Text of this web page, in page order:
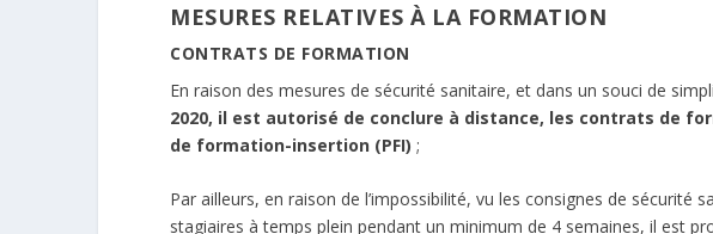
MESURES RELATIVES À LA FORMATION
CONTRATS DE FORMATION
En raison des mesures de sécurité sanitaire, et dans un souci de
2020, il est autorisé de conclure à distance, les contrats de
de formation-insertion (PFI) ;
Par ailleurs, en raison de l’impossibilité, vu les consignes de sécurité
stagiaires à temps plein pendant un minimum de 4 semaines, il est